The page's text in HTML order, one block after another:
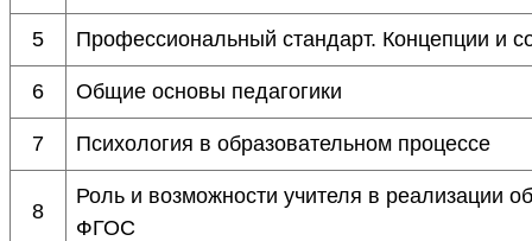
5 Профессиональный стандарт. Концепции и
6 Общие основы педагогики
7 Психология в образовательном процессе
8
Роль и возможности учителя в реализации
ФГОС